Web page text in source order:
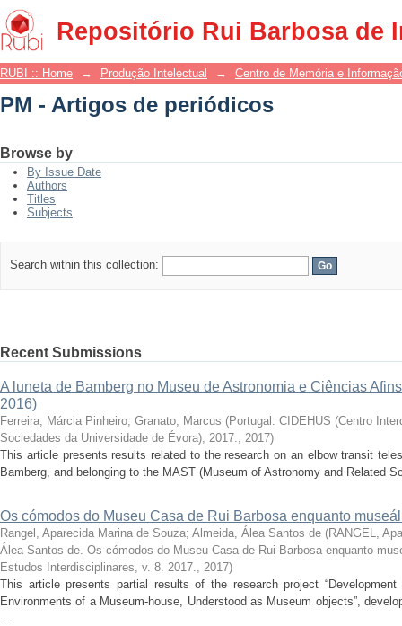
Repositório Rui Barbosa de
PM - Artigos de periódicos
RUBI :: Home → Produção Intelectual → Centro de Memória e
PM - Artigos de periódicos
Browse by
By Issue Date
Authors
Titles
Subjects
Search within this collection:
Recent Submissions
A luneta de Bamberg no Museu de Astronomia e Ciências
2016)
Ferreira, Márcia Pinheiro; Granato, Marcus (Portugal: CIDEHUS (Centro
Sociedades da Universidade de Évora), 2017., 2017)
This article presents results related to the research on an elbow transit
Bamberg, and belonging to the MAST (Museum of Astronomy and Related
Os cómodos do Museu Casa de Rui Barbosa enquanto
Rangel, Aparecida Marina de Souza; Almeida, Álea Santos de (RANGEL,
Álea Santos de. Os cómodos do Museu Casa de Rui Barbosa enquanto
Estudos Interdisciplinares, v. 8. 2017., 2017)
This article presents partial results of the research project
Environments of a Museum-house, Understood as Museum objects”,
...